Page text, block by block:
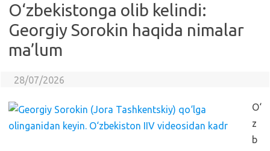
O‘zbekistonga olib kelindi:
Georgiy Sorokin haqida nimalar
ma’lum
28/07/2026
O‘
z
b